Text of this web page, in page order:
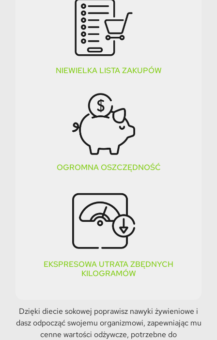
NIEWIELKA LISTA ZAKUPÓW
OGROMNA OSZCZĘDNOŚĆ
EKSPRESOWA UTRATA ZBĘDNYCH
KILOGRAMÓW
Dzięki diecie sokowej poprawisz nawyki żywieniowe i
dasz odpocząć swojemu organizmowi, zapewniając mu
cenne wartości odżywcze, potrzebne do